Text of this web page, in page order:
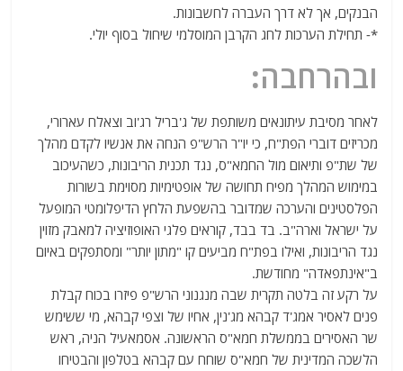
הבנקים, אך לא דרך העברה לחשבונות.
*- תחילת הערכות לחג הקרבן המוסלמי שיחול בסוף יולי.
ובהרחבה:
לאחר מסיבת עיתונאים משותפת של ג'בריל רג'וב וצאלח עארורי,
מכריזים דוברי הפת"ח, כי יו"ר הרש"פ הנחה את אנשיו לקדם מהלך
של שת"פ ותיאום מול החמא"ס, נגד תכנית הריבונות, כשהעיכוב
במימוש המהלך מפיח תחושה של אופטימיות מסוימת בשורות
הפלסטינים והערכה שמדובר בהשפעת הלחץ הדיפלומטי המופעל
על ישראל וארה"ב. בד בבד, קוראים פלגי האופוזיציה למאבק מזוין
נגד הריבונות, ואילו בפת"ח מביעים קו "מתון יותר" ומסתפקים באיום
ב"אינתפאדה" מחודשת.
על רקע זה בלטה תקרית שבה מנגנוני הרש"פ פיזרו בכוח קבלת
פנים לאסיר אמג'ד קבהא מג'נין, אחיו של וצפי קבהא, מי ששימש
שר האסירים בממשלת חמא"ס הראשונה. אסמאעיל הניה, ראש
הלשכה המדינית של חמא"ס שוחח עם קבהא בטלפון והבטיחו